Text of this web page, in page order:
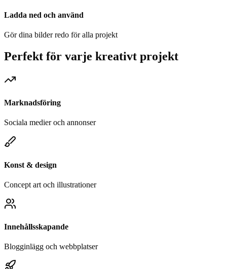
Ladda ned och använd
Gör dina bilder redo för alla projekt
Perfekt för varje kreativt projekt
Marknadsföring
Sociala medier och annonser
Konst & design
Concept art och illustrationer
Innehållsskapande
Blogginlägg och webbplatser